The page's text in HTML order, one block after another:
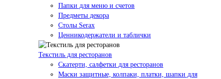
Папки для меню и счетов
Предметы декора
Столы Serax
Ценникодержатели и таблички
Текстиль для ресторанов
Скатерти, салфетки для ресторанов
Маски защитные, колпаки, платки, шапки для